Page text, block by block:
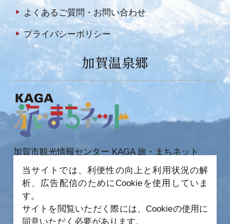
よくあるご質問・お問い合わせ
プライバシーポリシー
加賀温泉郷
加賀市観光情報センター KAGA 旅・まちネット
〒922-0423
石川県加賀市作見町ヲ6-2 JR 加賀温泉駅内
TEL 0761-72-6678
当サイトでは、利便性の向上と利用状況の解
析、広告配信のためにCookieを使用していま
す。
サイトを閲覧いただく際には、Cookieの使用に
同意いただく必要があります。